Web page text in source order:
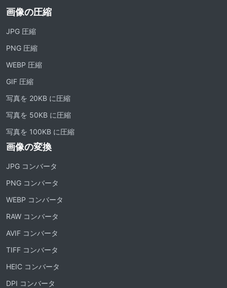
画像の圧縮
JPG 圧縮
PNG 圧縮
WEBP 圧縮
GIF 圧縮
写真を 20KB に圧縮
写真を 50KB に圧縮
写真を 100KB に圧縮
画像の変換
JPG コンバータ
PNG コンバータ
WEBP コンバータ
RAW コンバータ
AVIF コンバータ
TIFF コンバータ
HEIC コンバータ
DPI コンバータ